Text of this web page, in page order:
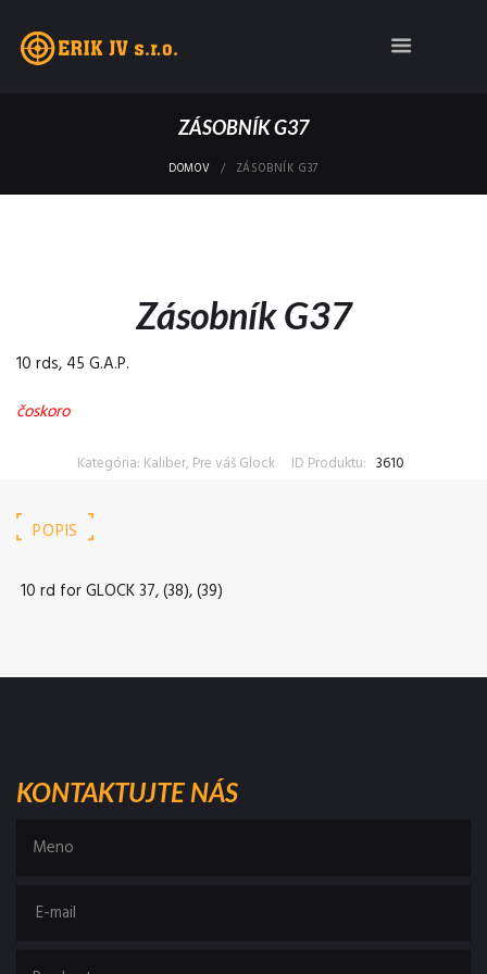
ZÁSOBNÍK G37
DOMOV ZÁSOBNÍK G37
Zásobník G37
10 rds, 45 G.A.P.
čoskoro
Kategória: Kaliber, Pre váš Glock ID Produktu: 3610
POPIS
10 rd for GLOCK 37, (38), (39)
KONTAKTUJTE NÁS